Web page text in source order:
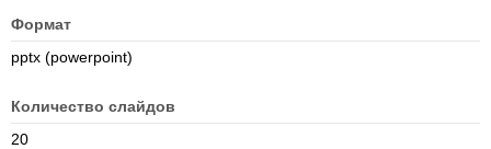
Формат
pptx (powerpoint)
Количество слайдов
20